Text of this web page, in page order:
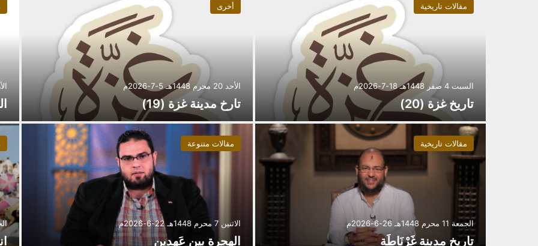
مقالات تاريخية
السبت 4 صفر 1448هـ 18-7-2026م
تاريخ غزة (20)
أخرى
الأحد 20 محرم 1448هـ 5-7-2026م
تارخ مدينة غزة (19)
مقالات تاريخية
الجمعة 11 محرم 1448هـ 26-6-2026م
تاريخ مدينة غَرْنَاطَة
مقالات متنوعة
الاثنين 7 محرم 1448هـ 22-6-2026م
الهجرة بين عَهدين
الخميس